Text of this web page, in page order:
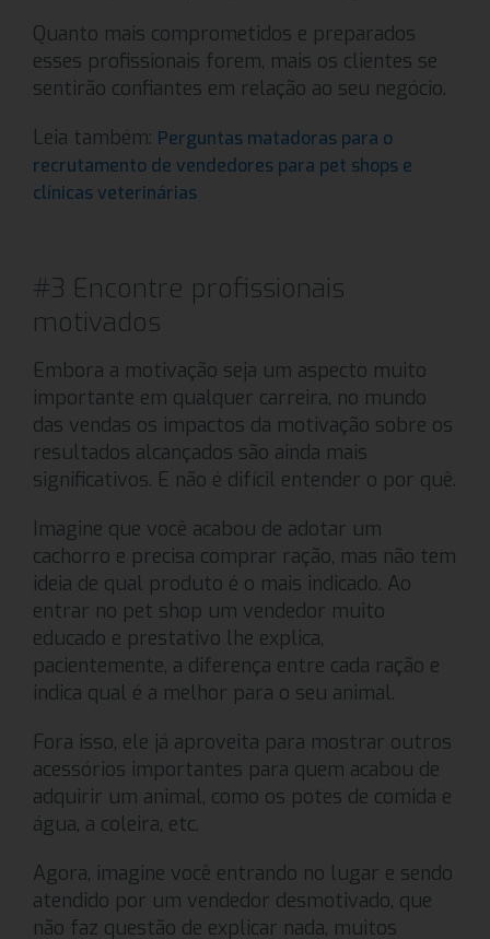
Quanto mais comprometidos e preparados
esses profissionais forem, mais os clientes se
sentirão confiantes em relação ao seu negócio.
Leia também: Perguntas matadoras para o
recrutamento de vendedores para pet shops e
clínicas veterinárias
#3 Encontre profissionais
motivados
Embora a motivação seja um aspecto muito
importante em qualquer carreira, no mundo
das vendas os impactos da motivação sobre os
resultados alcançados são ainda mais
significativos. E não é difícil entender o por quê.
Imagine que você acabou de adotar um
cachorro e precisa comprar ração, mas não tem
ideia de qual produto é o mais indicado. Ao
entrar no pet shop um vendedor muito
educado e prestativo lhe explica,
pacientemente, a diferença entre cada ração e
indica qual é a melhor para o seu animal.
Fora isso, ele já aproveita para mostrar outros
acessórios importantes para quem acabou de
adquirir um animal, como os potes de comida e
água, a coleira, etc.
Agora, imagine você entrando no lugar e sendo
atendido por um vendedor desmotivado, que
não faz questão de explicar nada, muitos